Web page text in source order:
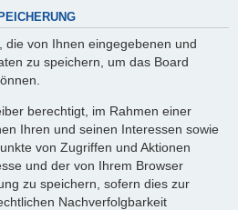
die von Ihnen eingegebenen und
zu speichern, um das Board
berechtigt, im Rahmen einer
Ihren und seinen Interessen sowie
von Zugriffen und Aktionen
und der von Ihrem Browser
zu speichern, sofern dies zur
Nachverfolgbarkeit